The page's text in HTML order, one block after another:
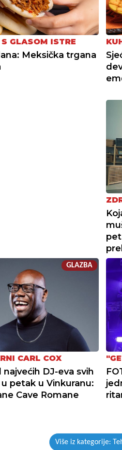
GLASOM ISTRE
Meksička trgana
GLAZBA
CARL COX
DJ-eva svih
petak u Vinkuranu:
Cave Romane
Više iz kategorije: